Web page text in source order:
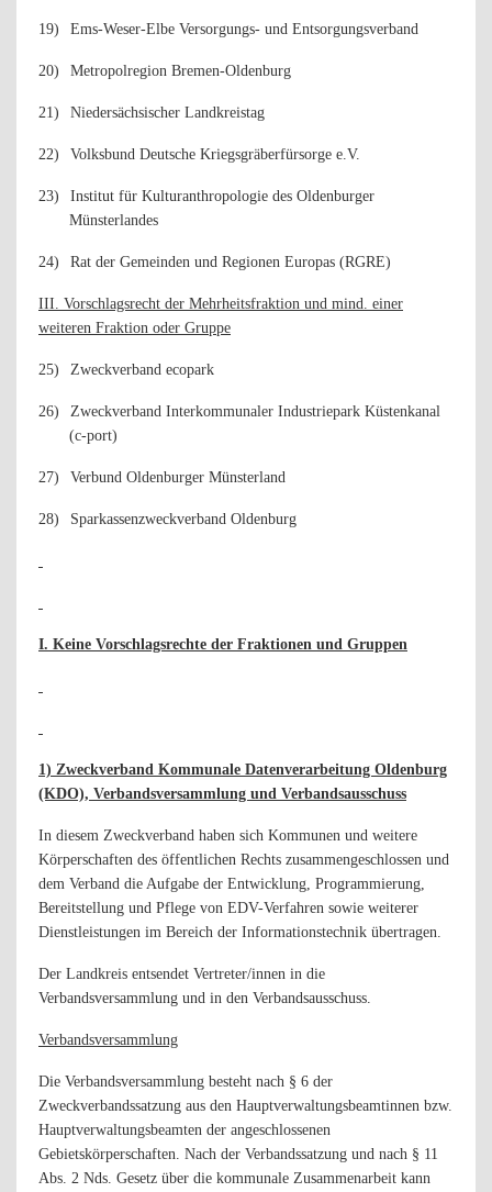
19) Ems-Weser-Elbe Versorgungs- und Entsorgungsverband
20) Metropolregion Bremen-Oldenburg
21) Niedersächsischer Landkreistag
22) Volksbund Deutsche Kriegsgräberfürsorge e.V.
23)
Institut für Kulturanthropologie des Oldenburger
Münsterlandes
24) Rat der Gemeinden und Regionen Europas (RGRE)
III. Vorschlagsrecht der Mehrheitsfraktion und mind. einer
weiteren Fraktion oder Gruppe
25) Zweckverband ecopark
26)
Zweckverband Interkommunaler Industriepark Küstenkanal
(c-port)
27) Verbund Oldenburger Münsterland
28) Sparkassenzweckverband Oldenburg
I. Keine Vorschlagsrechte der Fraktionen und Gruppen
1) Zweckverband Kommunale Datenverarbeitung Oldenburg
(KDO), Verbandsversammlung und Verbandsausschuss
In diesem Zweckverband haben sich Kommunen und weitere
Körperschaften des öffentlichen Rechts zusammengeschlossen und
dem Verband die Aufgabe der Entwicklung, Programmierung,
Bereitstellung und Pflege von EDV-Verfahren sowie weiterer
Dienstleistungen im Bereich der Informationstechnik übertragen.
Der Landkreis entsendet Vertreter/innen in die
Verbandsversammlung und in den Verbandsausschuss.
Verbandsversammlung
Die Verbandsversammlung besteht nach § 6 der
Zweckverbandssatzung aus den Hauptverwaltungsbeamtinnen bzw.
Hauptverwaltungsbeamten der angeschlossenen
Gebietskörperschaften. Nach der Verbandssatzung und nach § 11
Abs. 2 Nds. Gesetz über die kommunale Zusammenarbeit kann